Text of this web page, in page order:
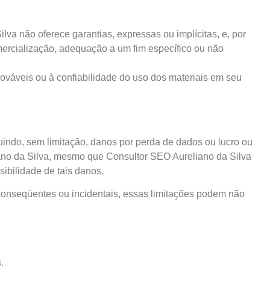
não oferece garantias, expressas ou implícitas, e, por
adequação a um fim específico ou não
​​ou à confiabilidade do uso dos materiais em seu
sem limitação, danos por perda de dados ou lucro ou
da Silva, mesmo que Consultor SEO Aureliano da Silva
de tais danos.
ou incidentais, essas limitações podem não